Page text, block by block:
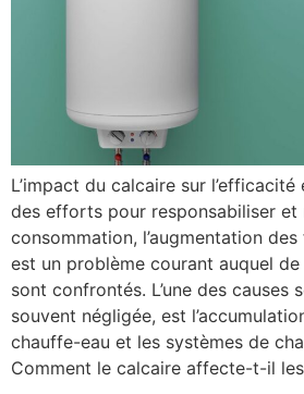
L’impact du calcaire sur
des efforts pour responsabiliser et
consommation, l’augmentation des
est un problème courant auquel
sont confrontés. L’une des causes
souvent négligée, est
chauffe-eau et les systèmes de
Comment le calcaire affecte-t-il